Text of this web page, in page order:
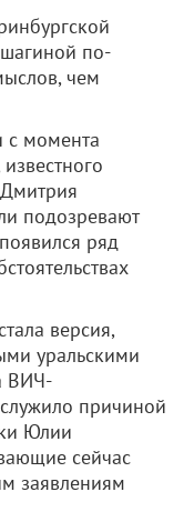
по-
чем
с момента
подозревают
ряд
версия,
уральскими
ВИЧ-
причиной
Юлии
сейчас
заявлениям